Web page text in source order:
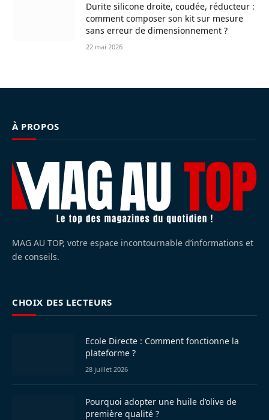
Durite silicone droite, coudée, réducteur :
comment composer son kit sur mesure
sans erreur de dimensionnement ?
22 mai 2026
À PROPOS
MAG AU TOP, votre espace incontournable d’informations et
de conseils.
CHOIX DES LECTEURS
Ecole Directe : Comment fonctionne la
plateforme ?
28 juillet 2026
Pourquoi adopter une huile d’olive de
première qualité ?